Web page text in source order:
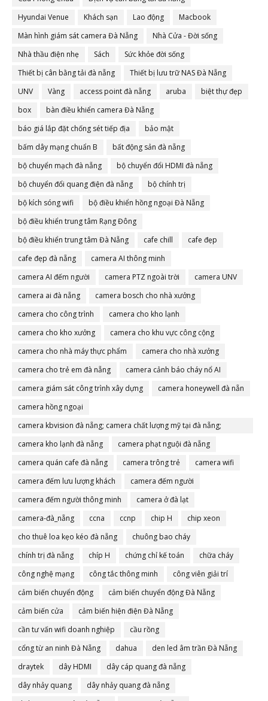
Hyundai Venue
Khách sạn Lao động
Macbook
Màn hình giám sát camera Đà Nẵng
Nhà Cửa - Đời sống
Nhà thầu điện nhẹ
Sách
Sức khỏe đời sống
Thiết bị cân bằng tải đà nẵng
Thiết bị lưu trữ NAS Đà Nẵng
UNV
Vàng access point đà nẵng aruba
biệt thự đẹp
box
bàn điều khiển camera Đà Nẵng
báo giá lắp đặt chống sét tiếp địa
bảo mật
bấm dây mạng chuẩn B
bất động sản đà nẵng
bộ chuyển mạch đà nẵng
bộ chuyển đổi HDMI đà nẵng
bộ chuyển đổi quang điện đà nẵng
bộ chính trị
bộ kích sóng wifi
bộ điều khiển hồng ngoại Đà Nẵng
bộ điều khiển trung tâm Rạng Đông
bộ điều khiển trung tâm Đà Nẵng
cafe chill
cafe đẹp
cafe đẹp đà nẵng
camera AI thông minh
camera AI đếm người
camera PTZ ngoài trời
camera UNV
camera ai đà nẵng
camera bosch cho nhà xưởng
camera cho công trình
camera cho kho lạnh
camera cho kho xưởng
camera cho khu vực công cộng
camera cho nhà máy thực phẩm
camera cho nhà xưởng
camera cho trẻ em đà nẵng
camera cảnh báo cháy nổ AI
camera giám sát công trình xây dựng
camera honeywell đà nẵn
camera hồng ngoại
camera kbvision đà nẵng; camera chất lượng mỹ tại đà nẵng;
camera đà nẵng
camera kho lạnh đà nẵng
camera phạt nguội đà nẵng
camera quán cafe đà nẵng
camera trông trẻ
camera wifi
camera đếm lưu lượng khách
camera đếm người
camera đếm người thông minh
camera ở đà lạt
camera-đà_nẵng
ccna ccnp chip H
chip xeon
cho thuê loa kẹo kéo đà nẵng
chuông bao cháy
chính trị đà nẵng
chíp H chứng chỉ kế toán
chữa cháy
công nghệ mạng
công tắc thông minh
công viên giải trí
cảm biến chuyển động
cảm biến chuyển động Đà Nẵng
cảm biến cửa
cảm biến hiện điện Đà Nẵng
cần tư vấn wifi doanh nghiệp
cầu rồng
cổng từ an ninh Đà Nẵng
dahua
den led âm trần Đà Nẵng
draytek
dây HDMI
dây cáp quang đà nẵng
dây nhảy quang
dây nhảy quang đà nẵng